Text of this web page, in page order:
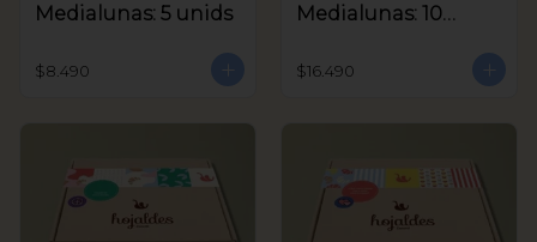
Medialunas: 5 unids
$8.490
Medialunas: 10
$16.490